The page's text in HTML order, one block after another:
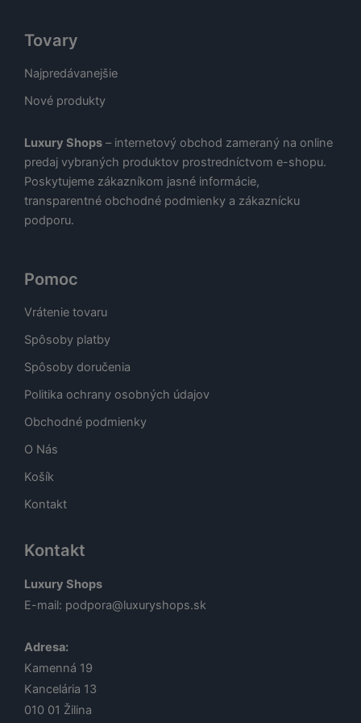
Tovary
Najpredávanejšie
Nové produkty
Luxury Shops – internetový obchod zameraný na online
predaj vybraných produktov prostredníctvom e-shopu.
Poskytujeme zákazníkom jasné informácie,
transparentné obchodné podmienky a zákaznícku
podporu.
Pomoc
Vrátenie tovaru
Spôsoby platby
Spôsoby doručenia
Politika ochrany osobných údajov
Obchodné podmienky
O Nás
Košík
Kontakt
Kontakt
Luxury Shops
E-mail: podpora@luxuryshops.sk
Adresa:
Kamenná 19
Kancelária 13
010 01 Žilina